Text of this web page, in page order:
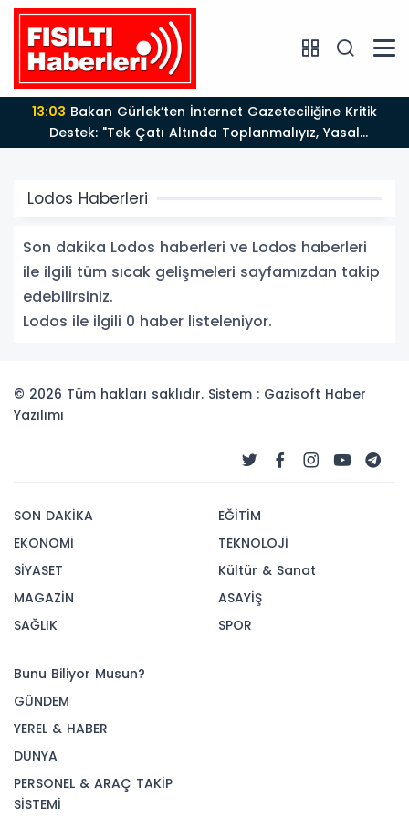
13:03
Destek: "Tek Çatı Altında Toplanmalıyız, Yasal
Düzenlemeye Hazırız"
Lodos Haberleri
Son dakika Lodos haberleri ve Lodos haberleri
ile ilgili tüm sıcak gelişmeleri sayfamızdan takip
edebilirsiniz.
Lodos ile ilgili 0 haber listeleniyor.
© 2026 Tüm hakları saklıdır. Sistem : Gazisoft Haber
Yazılımı
SON DAKİKA
EKONOMİ
SİYASET
MAGAZİN
SAĞLIK
EĞİTİM
TEKNOLOJİ
Kültür & Sanat
ASAYİŞ
SPOR
Bunu Biliyor Musun?
GÜNDEM
YEREL & HABER
DÜNYA
PERSONEL & ARAÇ TAKİP
SİSTEMİ